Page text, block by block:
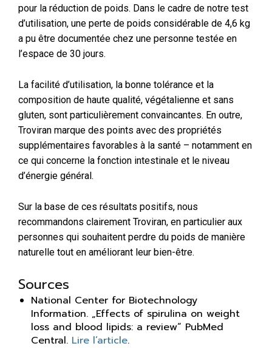
pour la réduction de poids. Dans le cadre de notre test
d’utilisation, une perte de poids considérable de 4,6 kg
a pu être documentée chez une personne testée en
l’espace de 30 jours.
La facilité d’utilisation, la bonne tolérance et la
composition de haute qualité, végétalienne et sans
gluten, sont particulièrement convaincantes. En outre,
Troviran marque des points avec des propriétés
supplémentaires favorables à la santé – notamment en
ce qui concerne la fonction intestinale et le niveau
d’énergie général.
Sur la base de ces résultats positifs, nous
recommandons clairement Troviran, en particulier aux
personnes qui souhaitent perdre du poids de manière
naturelle tout en améliorant leur bien-être.
Sources
National Center for Biotechnology
Information. „Effects of spirulina on weight
loss and blood lipids: a review“ PubMed
Central. Lire l’article.